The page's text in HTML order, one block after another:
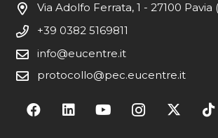
Via Adolfo Ferrata, 1 - 27100 Pavia
+39 0382 5169811
info@eucentre.it
protocollo@pec.eucentre.it